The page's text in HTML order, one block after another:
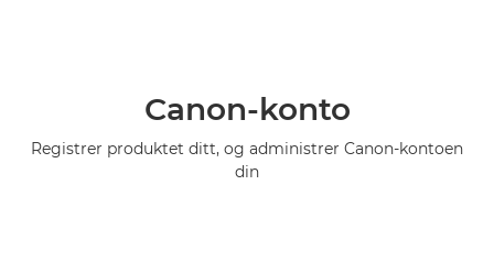
Canon-konto
Registrer produktet ditt, og administrer Canon-kontoen
din